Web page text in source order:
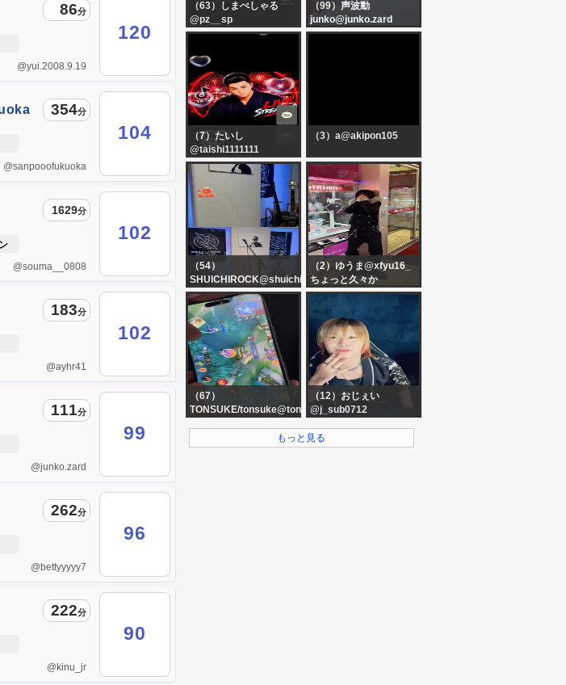
86分
120
@yui.2008.9.19
354分
104
@sanpooofukuoka
1629分
102
@souma__0808
183分
102
@ayhr41
111分
99
@junko.zard
262分
96
@bettyyyyy7
222分
90
@kinu_jr
（63）しまぺしゃる
@pz__sp
ば
（99）声波動
junko@junko.zard
ナツさんお誕生日ZARD
（7）たいし
@taishi1111111
（3）a@akipon105
（54）
SHUICHIROCK@shuichirock
ミュージシャン/プロギ
タリスト/GLAYの曲を中
心に弾いてます
（2）ゆうま@xfyu16_
ちょっと久々か
（67）
TONSUKE/tonsuke@tonton_tube
（12）おじぇい
@j_sub0712
もっと見る